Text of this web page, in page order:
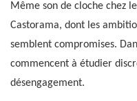
Même son de cloche chez
Castorama, dont les
semblent compromises.
commencent à étudier
désengagement.